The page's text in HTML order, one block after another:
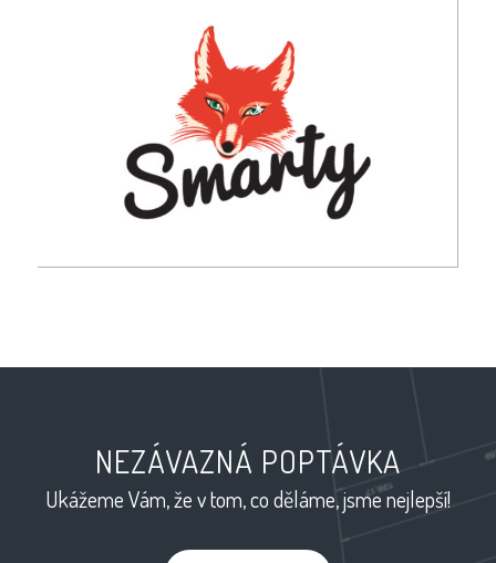
NEZÁVAZNÁ POPTÁVKA
Ukážeme Vám, že v tom, co děláme, jsme nejlepší!